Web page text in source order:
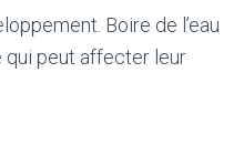
Boire de l’eau
qui peut affecter leur